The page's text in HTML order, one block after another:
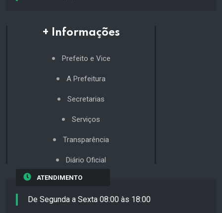
+ Informações
Prefeito e Vice
A Prefeitura
Secretarias
Serviços
Transparência
Diário Oficial
ATENDIMENTO
De Segunda a Sexta 08:00 às 18:00